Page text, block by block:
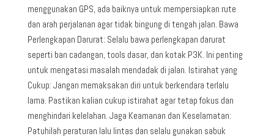
menggunakan GPS, ada baiknya untuk mempersiapkan rute
dan arah perjalanan agar tidak bingung di tengah jalan. Bawa
Perlengkapan Darurat: Selalu bawa perlengkapan darurat
seperti ban cadangan, tools dasar, dan kotak P3K. Ini penting
untuk mengatasi masalah mendadak di jalan. Istirahat yang
Cukup: Jangan memaksakan diri untuk berkendara terlalu
lama. Pastikan kalian cukup istirahat agar tetap fokus dan
menghindari kelelahan. Jaga Keamanan dan Keselamatan:
Patuhilah peraturan lalu lintas dan selalu gunakan sabuk